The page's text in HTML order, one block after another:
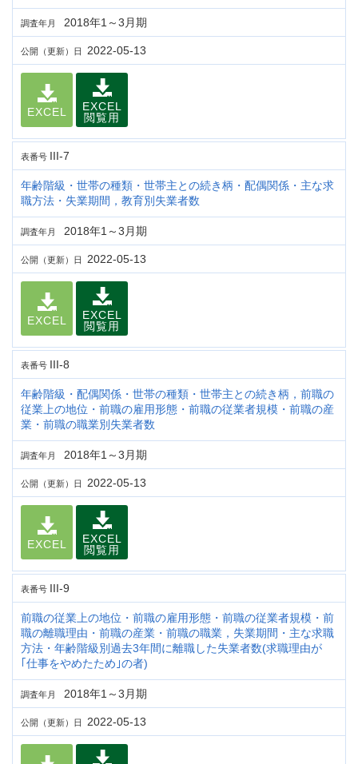
調査年月 2018年1～3月期
公開（更新）日 2022-05-13
EXCEL
EXCEL
閲覧用
表番号 III-7
年齢階級・世帯の種類・世帯主との続き柄・配偶関係・主な求
職方法・失業期間，教育別失業者数
調査年月 2018年1～3月期
公開（更新）日 2022-05-13
EXCEL
EXCEL
閲覧用
表番号 III-8
年齢階級・配偶関係・世帯の種類・世帯主との続き柄，前職の
従業上の地位・前職の雇用形態・前職の従業者規模・前職の産
業・前職の職業別失業者数
調査年月 2018年1～3月期
公開（更新）日 2022-05-13
EXCEL
EXCEL
閲覧用
表番号 III-9
前職の従業上の地位・前職の雇用形態・前職の従業者規模・前
職の離職理由・前職の産業・前職の職業，失業期間・主な求職
方法・年齢階級別過去3年間に離職した失業者数(求職理由が
｢仕事をやめたため｣の者)
調査年月 2018年1～3月期
公開（更新）日 2022-05-13